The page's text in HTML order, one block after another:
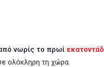
νωρίς το πρωί
ολόκληρη τη χώρα.